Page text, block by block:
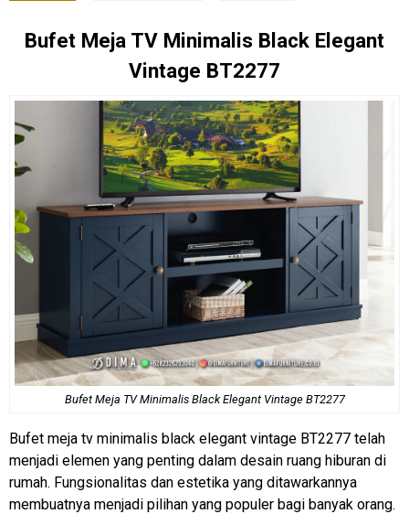
Bufet Meja TV Minimalis Black Elegant
Vintage BT2277
Bufet Meja TV MinimalisBlack Elegant Vintage BT2277
Bufet meja tv minimalis black elegant vintage BT2277 telah
menjadi elemen yang penting dalam desain ruang hiburan di
rumah. Fungsionalitas dan estetika yang ditawarkannya
membuatnya menjadi pilihan yang populer bagi banyak orang.